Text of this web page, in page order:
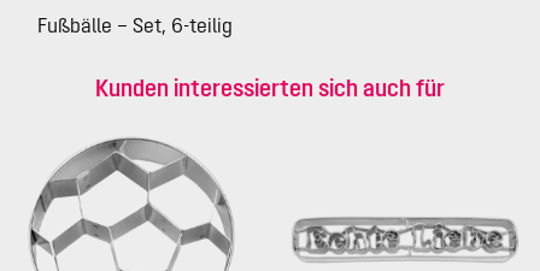
Fußbälle – Set, 6-teilig
Kunden interessierten sich auch für